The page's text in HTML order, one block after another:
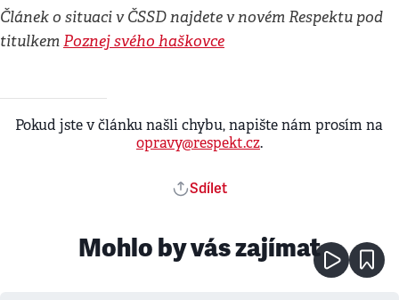
Článek o situaci v ČSSD najdete v novém Respektu pod
titulkemPoznej svého haškovce
Pokud jste v článku našli chybu, napište nám prosím na
opravy@respekt.cz.
Sdílet
Mohlo by vás zajímat